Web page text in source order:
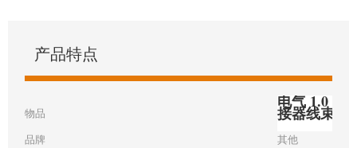
产品特点
物品
电气 1.0 毫
接器线束
品牌
其他